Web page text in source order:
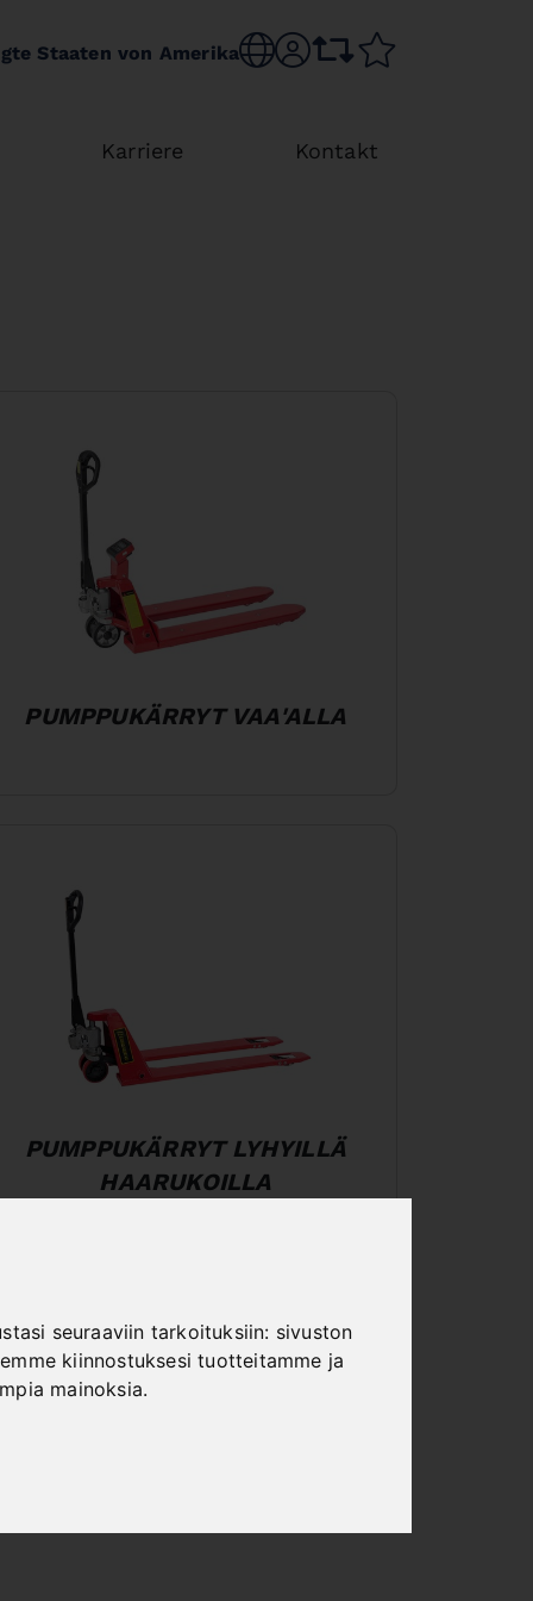
seuraaviin tarkoituksiin: sivuston
kiinnostuksesi tuotteitamme ja
mainoksia.
Staaten von Amerika Choose language
sr.accountcomparison list
Karriere Kontakt
PUMPPUKÄRRYT VAA'ALLA
PUMPPUKÄRRYT LYHYILLÄ
HAARUKOILLA